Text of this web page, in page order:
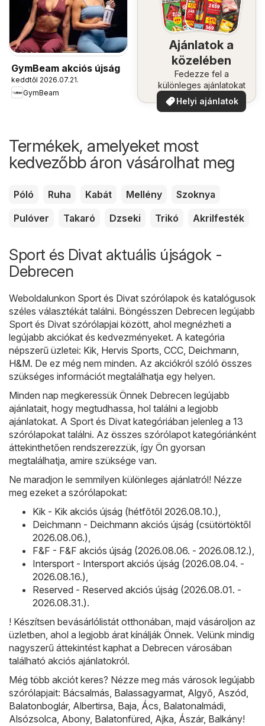
GymBeam akciós újság
keddtől 2026.07.21.
GymBeam
Ajánlatok a
közelében
Fedezze fel a
különleges ajánlatokat
Helyi ajánlatok
Termékek, amelyeket most
kedvezőbb áron vásárolhat meg
Póló Ruha Kabát Mellény
Szoknya
Pulóver
Takaró Dzseki Trikó Akrilfesték
Sport és Divat aktuális újságok -
Debrecen
Weboldalunkon Sport és Divat szórólapok és katalógusok
széles választékát találni. Böngésszen Debrecen legújabb
Sport és Divat szórólapjai között, ahol megnézheti a
legújabb akciókat és kedvezményeket. A kategória
népszerű üzletei: Kik, Hervis Sports, CCC, Deichmann,
H&M. De ez még nem minden. Az akciókról szóló összes
szükséges információt megtalálhatja egy helyen.
Minden nap megkeressük Önnek Debrecen legújabb
ajánlatait, hogy megtudhassa, hol találni a legjobb
ajánlatokat. A Sport és Divat kategóriában jelenleg a 13
szórólapokat találni. Az összes szórólapot kategóriánként
áttekinthetően rendszerezzük, így Ön gyorsan
megtalálhatja, amire szüksége van.
Ne maradjon le semmilyen különleges ajánlatról! Nézze
meg ezeket a szórólapokat:
Kik - Kik akciós újság (hétfőtől 2026.08.10.),
Deichmann - Deichmann akciós újság (csütörtöktől
2026.08.06.),
F&F - F&F akciós újság (2026.08.06. - 2026.08.12.),
Intersport - Intersport akciós újság (2026.08.04. -
2026.08.16.),
Reserved - Reserved akciós újság (2026.08.01. -
2026.08.31.).
! Készítsen bevásárlólistát otthonában, majd vásároljon az
üzletben, ahol a legjobb árat kínálják Önnek. Velünk mindig
nagyszerű áttekintést kaphat a Debrecen városában
található akciós ajánlatokról.
Még több akciót keres? Nézze meg más városok legújabb
szórólapjait: Bácsalmás, Balassagyarmat, Algyő, Aszód,
Balatonboglár, Albertirsa, Baja, Ács, Balatonalmádi,
Alsózsolca, Abony, Balatonfüred, Ajka, Ászár, Balkány!